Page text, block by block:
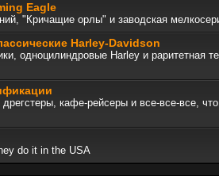
Eagle
"Кричащие орлы" и заводская
Harley-Davidson
одноцилиндровые Harley и раритетная
кафе-рейсеры и все-все-все,
do it in the USA